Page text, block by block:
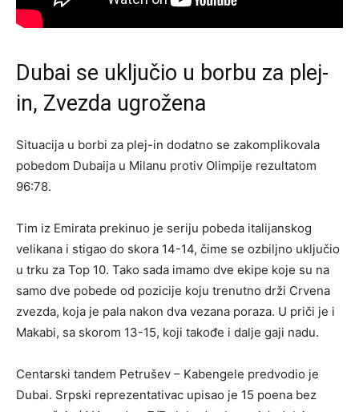
Dubai se uključio u borbu za plej-
in, Zvezda ugrožena
Situacija u borbi za plej-in dodatno se zakomplikovala
pobedom Dubaija u Milanu protiv Olimpije rezultatom
96:78.
Tim iz Emirata prekinuo je seriju pobeda italijanskog
velikana i stigao do skora 14-14, čime se ozbiljno uključio
u trku za Top 10. Tako sada imamo dve ekipe koje su na
samo dve pobede od pozicije koju trenutno drži Crvena
zvezda, koja je pala nakon dva vezana poraza. U priči je i
Makabi, sa skorom 13-15, koji takođe i dalje gaji nadu.
Centarski tandem Petrušev – Kabengele predvodio je
Dubai. Srpski reprezentativac upisao je 15 poena bez